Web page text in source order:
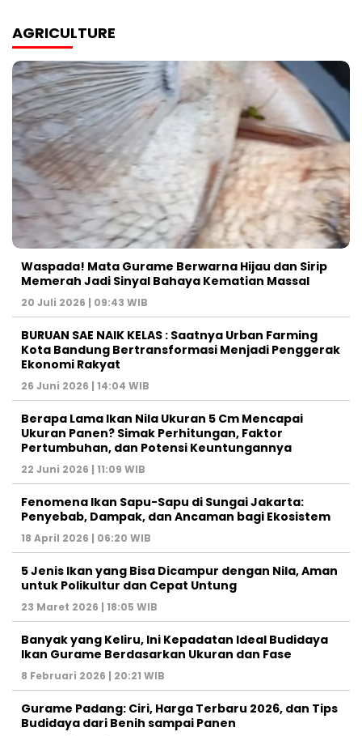
AGRICULTURE
Waspada! Mata Gurame Berwarna Hijau dan Sirip
Memerah Jadi Sinyal Bahaya Kematian Massal
20 Juli 2026 | 09:43 WIB
BURUAN SAE NAIK KELAS : Saatnya Urban Farming
Kota Bandung Bertransformasi Menjadi Penggerak
Ekonomi Rakyat
26 Juni 2026 | 14:04 WIB
Berapa Lama Ikan Nila Ukuran 5 Cm Mencapai
Ukuran Panen? Simak Perhitungan, Faktor
Pertumbuhan, dan Potensi Keuntungannya
22 Juni 2026 | 11:09 WIB
Fenomena Ikan Sapu-Sapu di Sungai Jakarta:
Penyebab, Dampak, dan Ancaman bagi Ekosistem
18 April 2026 | 06:20 WIB
5 Jenis Ikan yang Bisa Dicampur dengan Nila, Aman
untuk Polikultur dan Cepat Untung
23 Maret 2026 | 18:05 WIB
Banyak yang Keliru, Ini Kepadatan Ideal Budidaya
Ikan Gurame Berdasarkan Ukuran dan Fase
8 Februari 2026 | 20:21 WIB
Gurame Padang: Ciri, Harga Terbaru 2026, dan Tips
Budidaya dari Benih sampai Panen